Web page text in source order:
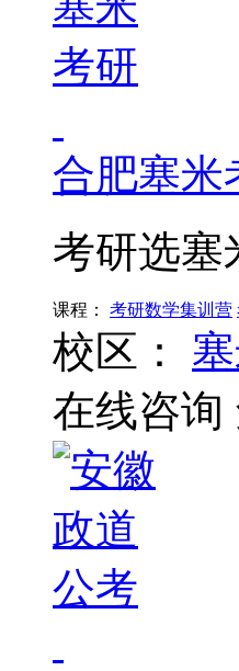
合肥塞米
考研选塞
课程： 考研数学集训营
校区：
在线咨询